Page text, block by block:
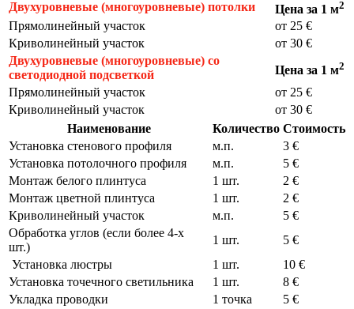
Двухуровневые (многоуровневые) потолки
Цена за 1 м2
Прямолинейный участок
от 25 €
Криволинейный участок
от 30 €
Двухуровневые (многоуровневые) со
светодиодной подсветкой
Цена за 1 м2
Прямолинейный участок
от 25 €
Криволинейный участок
от 30 €
Наименование
Количество Стоимость
Установка стенового профиля
м.п.
3 €
Установка потолочного профиля
м.п.
5 €
Монтаж белого плинтуса
1 шт.
2 €
Монтаж цветной плинтуса
1 шт.
2 €
Криволинейный участок
м.п.
5 €
Обработка углов (если более 4-х
шт.)
1 шт.
5 €
Установка люстры
1 шт.
10 €
Установка точечного светильника
1 шт.
8 €
Укладка проводки
1 точка
5 €